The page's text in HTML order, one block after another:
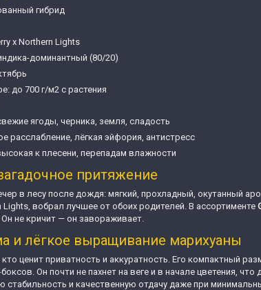
гибрид
x Northern Lights
доминантный (80/20)
до 700 г/м2 с растения
ягоды, черника, земля, сладость
расслабление, лёгкая эйфория, антистресс
к плесени, перепадам влажности
притяжение
в лесу после дождя: мягкий, прохладный, окутанный
Lights, вобрал лучшее от обоих родителей. В ассортименте
Он не кричит — он завораживает.
и лёгкое выращивание марихуаны
ценит приватность и аккуратность. Его компактный
Он почти не пахнет на веге и в начале цветения,
и качественную отдачу даже при